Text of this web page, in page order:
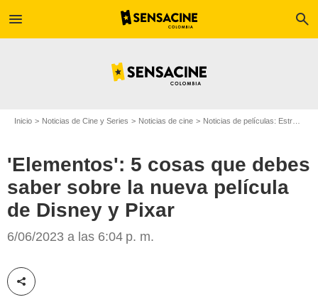
menu search
Inicio Noticias de Cine y Series Noticias de cine Noticias de películas: Estreno de película
'Elementos': 5 cosas que debes
saber sobre la nueva película
de Disney y Pixar
6/06/2023 a las 6:04 p. m.
Compartir esta noticia
Elementos